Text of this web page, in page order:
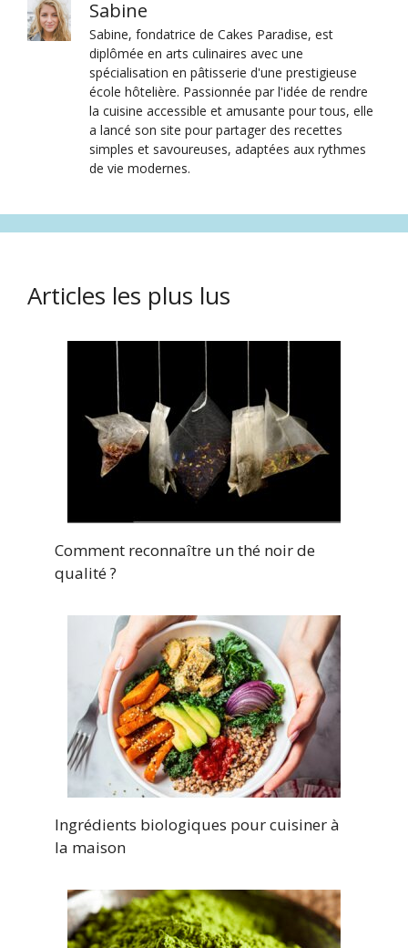
Sabine
Sabine, fondatrice de Cakes Paradise, est
diplômée en arts culinaires avec une
spécialisation en pâtisserie d'une prestigieuse
école hôtelière. Passionnée par l'idée de rendre
la cuisine accessible et amusante pour tous, elle
a lancé son site pour partager des recettes
simples et savoureuses, adaptées aux rythmes
de vie modernes.
Articles les plus lus
Comment reconnaître un thé noir de
qualité ?
Ingrédients biologiques pour cuisiner à
la maison